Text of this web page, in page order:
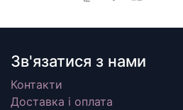
Зв'язатися з нами
Контакти
Доставка і оплата